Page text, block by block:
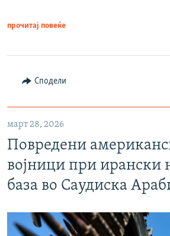
прочитај повеќе
Сподели
март 28, 2026
Повредени
војници при ирански
база во Саудиска